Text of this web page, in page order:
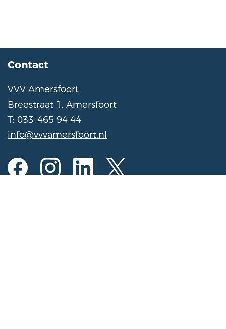
Contact
VVV Amersfoort
Breestraat 1, Amersfoort
T: 033-465 94 44
info@vvvamersfoort.nl